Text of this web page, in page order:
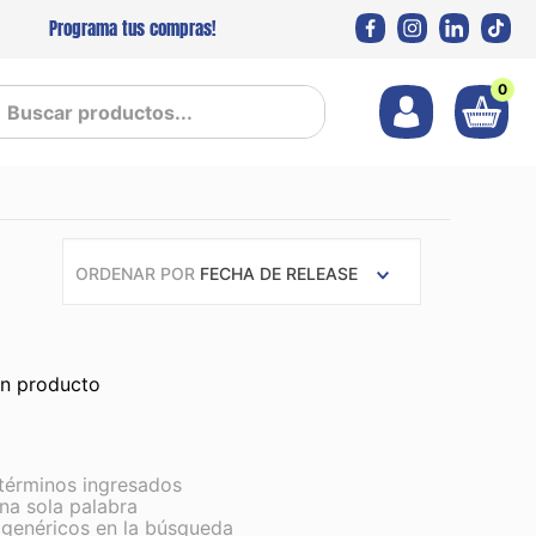
Programa tus compras!
0
ORDENAR POR FECHA DE RELEASE
producto
ingresados
sola palabra
en la búsqueda